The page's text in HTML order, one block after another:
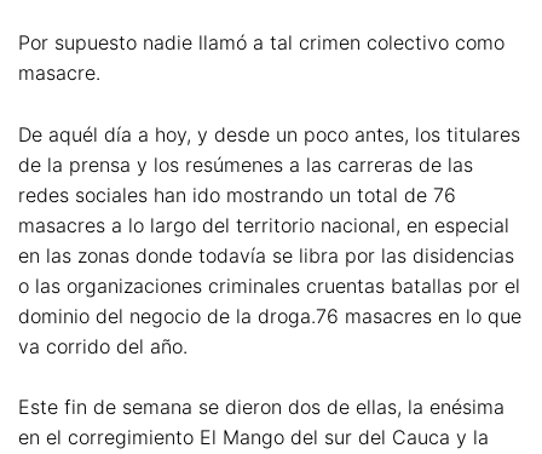
Por supuesto nadie llamó a tal crimen colectivo como
masacre.
De aquél día a hoy, y desde un poco antes, los titulares
de la prensa y los resúmenes a las carreras de las
redes sociales han ido mostrando un total de 76
masacres a lo largo del territorio nacional, en especial
en las zonas donde todavía se libra por las disidencias
o las organizaciones criminales cruentas batallas por el
dominio del negocio de la droga.76 masacres en lo que
va corrido del año.
Este fin de semana se dieron dos de ellas, la enésima
en el corregimiento El Mango del sur del Cauca y la